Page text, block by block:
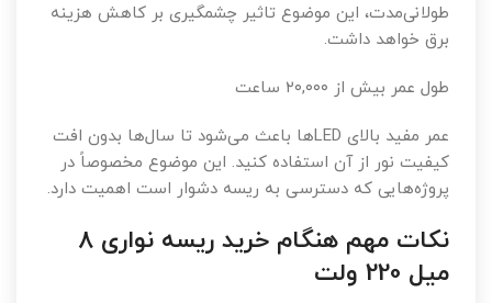
طولانی‌مدت، این موضوع تاثیر چشمگیری بر کاهش هزینه
برق خواهد داشت.
طول عمر بیش از ۲۰,۰۰۰ ساعت
عمر مفید بالای LEDها باعث می‌شود تا سال‌ها بدون افت
کیفیت نور از آن استفاده کنید. این موضوع مخصوصاً در
پروژه‌هایی که دسترسی به ریسه دشوار است اهمیت دارد.
نکات مهم هنگام خرید ریسه نواری 8
میل 220 ولت